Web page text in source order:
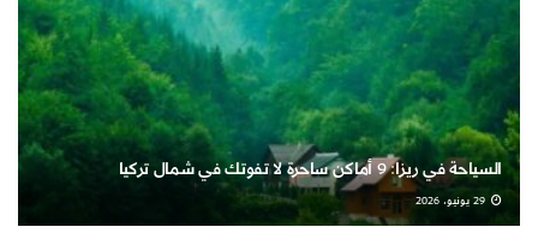
السياحة في ريزا: 9 أماكن ساحرة لا تفوتك في شمال تركيا